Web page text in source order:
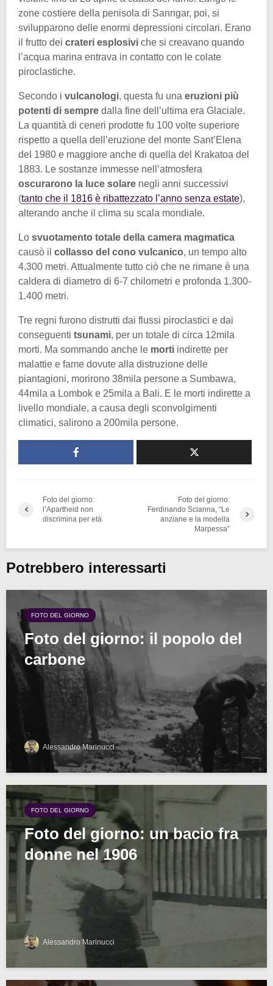
zone costiere della penisola di Sanngar, poi, si
svilupparono delle enormi depressioni circolari. Erano
il frutto dei crateri esplosivi che si creavano quando
l’acqua marina entrava in contatto con le colate
piroclastiche.
Secondo i vulcanologi, questa fu una eruzioni più
potenti di sempre dalla fine dell’ultima era Glaciale.
La quantità di ceneri prodotte fu 100 volte superiore
rispetto a quella dell’eruzione del monte Sant’Elena
del 1980 e maggiore anche di quella del Krakatoa del
1883. Le sostanze immesse nell’atmosfera
oscurarono la luce solare negli anni successivi
(tanto che il 1816 è ribattezzato l’anno senza estate),
alterando anche il clima su scala mondiale.
Lo svuotamento totale della camera magmatica
causò il collasso del cono vulcanico, un tempo alto
4.300 metri. Attualmente tutto ciò che ne rimane è una
caldera di diametro di 6-7 chilometri e profonda 1.300-
1.400 metri.
Tre regni furono distrutti dai flussi piroclastici e dai
conseguenti tsunami, per un totale di circa 12mila
morti. Ma sommando anche le morti indirette per
malattie e fame dovute alla distruzione delle
piantagioni, morirono 38mila persone a Sumbawa,
44mila a Lombok e 25mila a Bali. E le morti indirette a
livello mondiale, a causa degli sconvolgimenti
climatici, salirono a 200mila persone.
Foto del giorno:
l’Apartheid non
discrimina per età
Foto del giorno:
Ferdinando Scianna, “Le
anziane e la modella
Marpessa”
Potrebbero interessarti
FOTO DEL GIORNO
Foto del giorno: il popolo del
carbone
Alessandro Marinucci
FOTO DEL GIORNO
Foto del giorno: un bacio fra
donne nel 1906
Alessandro Marinucci